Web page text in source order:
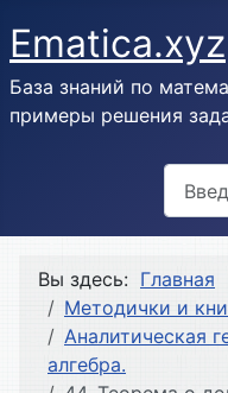
Ematica.xyz
База знаний по
примеры решения
Вы здесь: Главная
Методички и
Аналитическая
алгебра.